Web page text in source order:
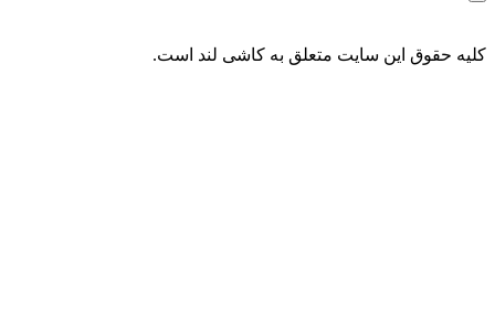
کلیه حقوق این سایت متعلق به کاشی لند است.